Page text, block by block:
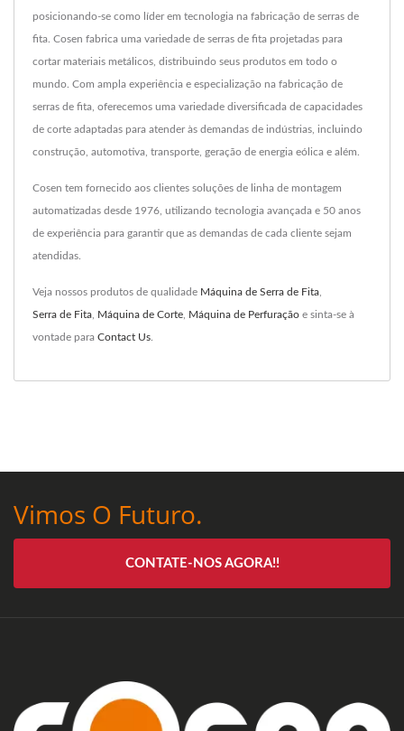
posicionando-se como líder em tecnologia na fabricação de serras de
fita. Cosen fabrica uma variedade de serras de fita projetadas para
cortar materiais metálicos, distribuindo seus produtos em todo o
mundo. Com ampla experiência e especialização na fabricação de
serras de fita, oferecemos uma variedade diversificada de capacidades
de corte adaptadas para atender às demandas de indústrias, incluindo
construção, automotiva, transporte, geração de energia eólica e além.
Cosen tem fornecido aos clientes soluções de linha de montagem
automatizadas desde 1976, utilizando tecnologia avançada e 50 anos
de experiência para garantir que as demandas de cada cliente sejam
atendidas.
Veja nossos produtos de qualidade Máquina de Serra de Fita
Serra de Fita Máquina de Corte Máquina de Perfuração e sinta-se à
vontade para Contact Us
Vimos O Futuro.
CONTATE-NOS AGORA!!